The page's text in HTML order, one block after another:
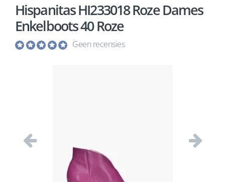
Hispanitas HI233018 Roze Dames
Enkelboots 40 Roze
Geen recensies
Vorige